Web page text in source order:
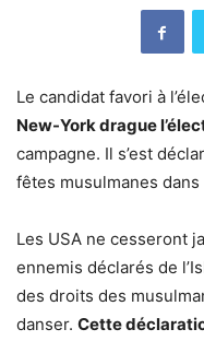
Le candidat favori à
New-York drague
campagne. Il s’est
fêtes musulmanes
Les USA ne cesseront
ennemis déclarés de
des droits des
danser. Cette